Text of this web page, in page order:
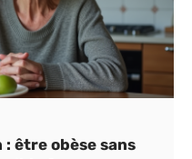
être obèse sans